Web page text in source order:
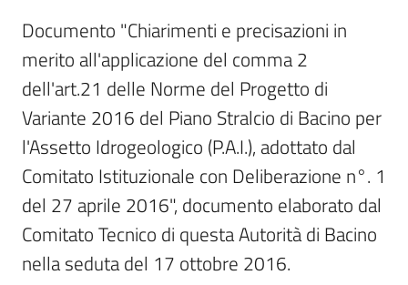
Argomenti
Novità
Servizi
Leggi Atti Bandi
Piani Programmi
Documento "Chiarimenti e precisazioni in
merito all'applicazione del comma 2
dell'art.21 delle Norme del Progetto di
Variante 2016 del Piano Stralcio di Bacino per
l'Assetto Idrogeologico (P.A.I.), adottato dal
Comitato Istituzionale con Deliberazione n°. 1
del 27 aprile 2016", documento elaborato dal
Comitato Tecnico di questa Autorità di Bacino
nella seduta del 17 ottobre 2016.